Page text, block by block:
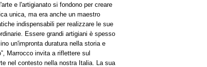
e l'artigianato si fondono per creare
unica, ma era anche un maestro
indispensabili per realizzare le sue
Essere grandi artigiani è spesso
un'impronta duratura nella storia e
Marrocco invita a riflettere sul
nel contesto nella nostra Italia. La sua